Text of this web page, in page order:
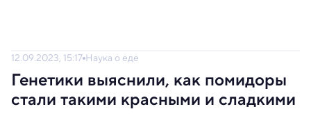
12.09.2023, 15:17 Наука о еде
Генетики выяснили, как помидоры
стали такими красными и сладкими